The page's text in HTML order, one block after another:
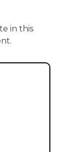
in this